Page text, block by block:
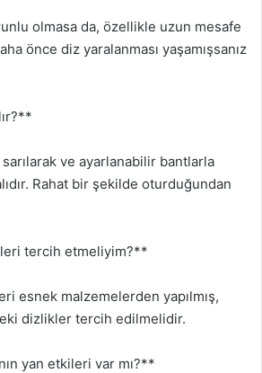
olmasa da, özellikle uzun mesafe
önce diz yaralanması yaşamışsanız
ve ayarlanabilir bantlarla
Rahat bir şekilde oturduğundan
tercih etmeliyim?**
esnek malzemelerden yapılmış,
dizlikler tercih edilmelidir.
yan etkileri var mı?**